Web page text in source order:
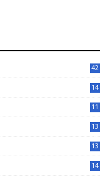
42
14
11
13
13
14